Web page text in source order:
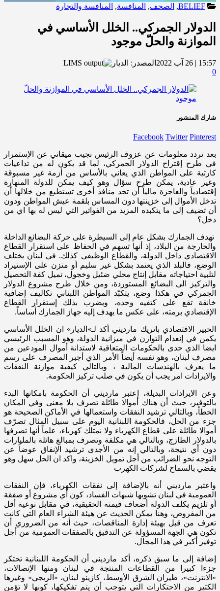
BELIEF
, الصحف, المنافسة, المنافسة والتجارة
الدولار الجمركي.. الخلل الأساسي في
الموازنة والحلّ موجود
15:57 | 26 آب 2022 المصدر: الديار
0
شارك المنشور
Facebook Twitter Pinterest
بعد تردد معلومات عن عزوف الرئيس نجيب ميقاتي عن الإستمرار
في طرح إقتراح الدولار الجمركي، لما قد يكون له من تداعيات
كارثية على المواطن الذي يعاني بالأساس من أزمة غير مسبوقة
وغير عادية، يمكن طرح سؤال وهو كيف يمكن للدولة المنهارة
إقتصادياً والعاجزة مالياً أن تجد منافذ أخرى تستطيع من خلالها أن
تدخل الأموال إلى خزينتها دون المساس بلقمة عيش المواطن ودون
أن تضيف إلى ما يتكبده المزيد من الفواتير التي ليس له بها اي من
دخل؟
تهدف الجمارك بشكل عام إلى السيطرة على حركة البضائع الداخلة
والخارجة من البلاد، إذ أنها تسهم في الحفاظ على استقرار القطاع
الاقتصادي داخل الدولة، والقطاع الوظيفي كذلك. في لبنان يختلف
الوضع، فالبلد الذي يعتمد بشكل غير سليم أو متزن على الإستيراد
لتلبية احتياجاته مقابل إنتاج محلي ضئيل وخجول، تميل كفة التحصيل
والتركيز الى البضائع المستوردة، ومن خلال طرح مشروع الدولار
الجمركي في هكذا وضع، يتكبّد المواطن اللبناني تكاليف إضافية
خانقة تقع على كتفيه وحده، ويضرب بذلك إستقرار القطاع
الإقتصادي برمته، على عكس ما يهدف إليه جهاز الجمارك أساساً.
الخبير الاقتصادي باتريك مارديني أكد لـ»الديار» ان الخلل الأساسي
يكمن في إنعدام التوازن في ميزانية الدولة، وهو المسبب الرئيسي
ايضا الذي حدى بالحكومات المتعاقبة لاستدانة أموال المودعين من
مصرف لبنان، وهو نفسه أيضاً الأمر الذي أجبر المصرف على رسم
ما يعرف بالهندسات المالية ، وبالتالي كيفية موازنة النفقات
والايرادات امر يجب أن يكون في صلب تركيز الحكومة.
وعن الايرادات البديلة، إعتبر مارديني أن الحكومة بامكانها البدء
بالتوفير، حيث أن هناك أموالا طائلة تصرف بلا معنى وفي المكان
الخطأ، وبالتالي ترشيد النفقات واستعمالها في الأماكن الصحيحة هو
جزء من الحل، فالحكومة اللبنانية اليوم على سبيل المثال تصرّف
أموالا طائلة على قطاع الكهرباء ولا نمتلك كهرباء، علماً أنها تصرفها
بالدولار الطازج، وبالتالي هي مكلفة وتصرف بمبالغ هائلة بالمليارات
دون أي نتيجة، وبالتالي إنه من الأجدى ترشيد الإنفاق عوضاً عن
التوجه نحو الضرائب من أجل تمويل الخزينة، واكد ان الحل سهل وهو
يقضي بالسماح لشركات الكهرب
واعتبر مارديني أنه بالإضافة إلى نفقات الكهرباء، فإن النفقات
العمومية في لبنان تشوبها شبهات الفساد، كون أي مشروع أو صفقة
أو تلزيم يكلف الدولة أضعاف قيمته الحقيقية، في مقابل نوعية أقل
من المفروض، وهنا يمكن الحديث عن هيئة الشراء العام التي كانت
تعرف من قبل بهيئة إدارة المناقصات، حيث أنه من الضروري أن
تكون هي الجهة المسؤولة عن التدقيق بالصفقات العمومية من أجل
توفير أكبر في هذا المجال.
إضافة إلى ما سبق ذكره، أكد مارديني أن الحكومة اللبنانية تحتكر
جزءا كبيرا من القطاعات المنتجة في لبنان ومنها الإتصالات،
«الانترنت»، طيران الشرق الأوسط، كازينو لبنان، «الريجي» وغيرها
الكثير من الاحتكارات التي يتوجب أن يتم تفكيكها، كونها لا تؤمن